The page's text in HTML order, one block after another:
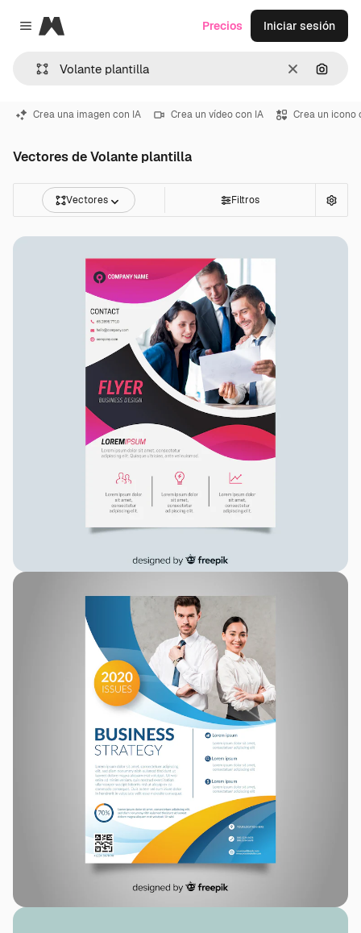
Close menu
Magnific
Borrar
Precios Iniciar sesión
Crea una imagen con IA Crea un vídeo con IA Crea un icono
Vectores de Volante plantilla
Vectores Filtros